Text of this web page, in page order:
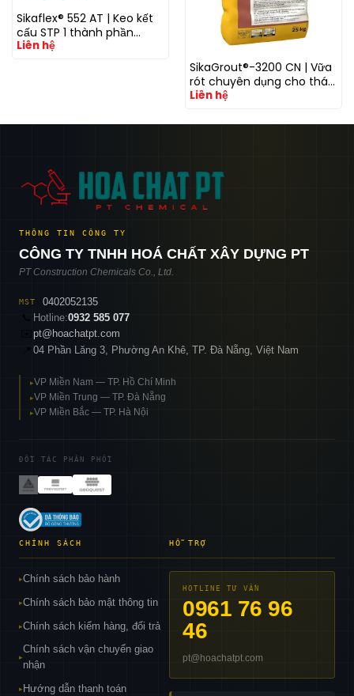
Sikaflex® 552 AT | Keo kết
cấu STP 1 thành phần
không chứa isocyanate
Liên hệ
SikaGrout®-3200 CN | Vữa
rót chuyên dụng cho tháp
điện gió với khả năng
Liên hệ
THÔNG TIN CÔNG TY
CÔNG TY TNHH HOÁ CHẤT XÂY DỰNG PT
PT Construction Chemicals Co., Ltd.
MST
0402052135
📞 Hotline:0932 585 077
pt@hoachatpt.com
04 Phần Lăng 3, Phường An Khê, TP. Đà Nẵng, Việt Nam
▸VP Miền Nam — TP. Hồ Chí Minh
▸VP Miền Trung — TP. Đà Nẵng
▸VP Miền Bắc — TP. Hà Nội
ĐỐI TÁC PHÂN PHỐI
CHÍNH SÁCH
▸Chính sách bảo hành
▸Chính sách bảo mật thông tin
▸Chính sách kiểm hàng, đổi trả
▸
Chính sách vận chuyển giao
nhận
▸ Hướng dẫn thanh toán
HỖ TRỢ
HOTLINE TƯ VẤN
0961 76 96
46
pt@hoachatpt.com